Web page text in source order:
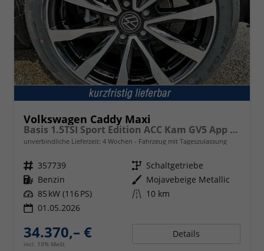
Volkswagen Caddy Maxi
Basis 1.5TSI Sport Edition ACC Kam GV5 App AHK Reling
unverbindliche Lieferzeit: 4 Wochen Fahrzeug mit Tageszulassung
Fahrzeugnr. 357739 Getriebe Schaltgetriebe
Kraftstoff Benzin Außenfarbe Mojavebeige Metallic
Leistung 85 kW (116 PS) Kilometerstand 10 km
01.05.2026
34.370,– €
incl. 19% MwSt.
Details